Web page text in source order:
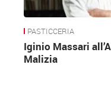
PASTICCERIA
Iginio Massari
Malizia